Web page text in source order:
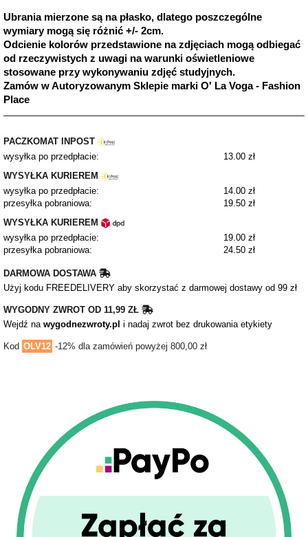
Ubrania mierzone są na płasko, dlatego poszczególne
wymiary mogą się różnić +/- 2cm.
Odcienie kolorów przedstawione na zdjęciach mogą odbiegać
od rzeczywistych z uwagi na warunki oświetleniowe
stosowane przy wykonywaniu zdjęć studyjnych.
Zamów w Autoryzowanym Sklepie marki O' La Voga - Fashion
Place
PACZKOMAT INPOST
wysyłka po przedpłacie:
13.00 zł
WYSYŁKA KURIEREM
wysyłka po przedpłacie:
14.00 zł
przesyłka pobraniowa:
19.50 zł
WYSYŁKA KURIEREM
wysyłka po przedpłacie:
19.00 zł
przesyłka pobraniowa:
24.50 zł
DARMOWA DOSTAWA
Użyj kodu FREEDELIVERY aby skorzystać z darmowej dostawy od 99 zł
WYGODNY ZWROT OD 11,99 ZŁ
Wejdź na wygodnezwroty.pl i nadaj zwrot bez drukowania etykiety
Kod OLV12 -12% dla zamówień powyżej 800,00 zł